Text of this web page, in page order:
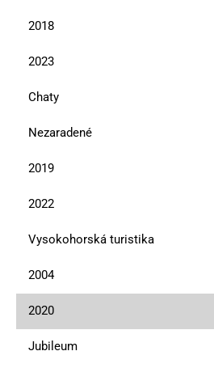
2018
2023
Chaty
Nezaradené
2019
2022
Vysokohorská turistika
2004
2020
Jubileum